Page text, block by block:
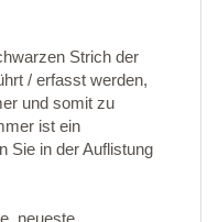
Strich der
/ erfasst werden,
und somit zu
ist ein
Sie in der Auflistung